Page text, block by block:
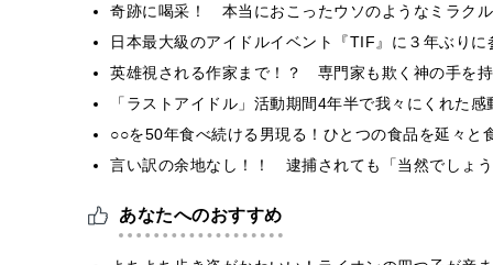
奇跡に喝采！ 本当におこったウソのようなミラク
日本最大級のアイドルイベント『TIF』に３年ぶりに
英雄視される作家まで！？ 専門家も欺く神の手を
「ラストアイドル」活動期間4年半で我々にくれた
○○を50年食べ続ける男現る！ひとつの食品を延々と
言い訳の余地なし！！ 逮捕されても「当然でしょ
あなたへのおすすめ